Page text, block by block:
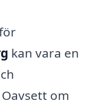
kan vara en
om